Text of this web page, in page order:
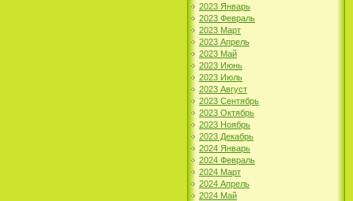
2023 Январь
2023 Февраль
2023 Март
2023 Апрель
2023 Май
2023 Июнь
2023 Июль
2023 Август
2023 Сентябрь
2023 Октябрь
2023 Ноябрь
2023 Декабрь
2024 Январь
2024 Февраль
2024 Март
2024 Апрель
2024 Май